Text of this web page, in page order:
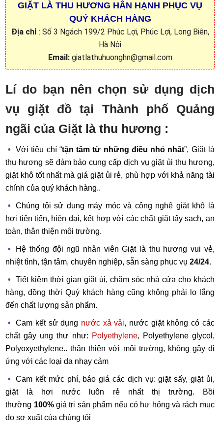
GIẶT LÀ THU HƯƠNG HÂN HẠNH PHỤC VỤ
QUÝ KHÁCH HÀNG
Địa chỉ : Số 3 Ngách 199/2 Phúc Lợi, Phúc Lợi, Long Biên,
Hà Nội
Email:giatlathuhuonghn@gmail.com
Lí do bạn nên chọn sử dụng dịch
vụ giặt đồ tại Thành phố Quảng
ngãi của Giặt là thu hương :
Với tiêu chí “tận tâm từ những điều nhỏ nhất”, Giặt là
thu hương sẽ đảm bảo cung cấp dịch vụ giặt ủi thu hương,
giặt khô tốt nhất mà giá giặt ủi rẻ, phù hợp với khả năng tài
chính của quý khách hàng..
Chúng tôi sử dụng máy móc và công nghệ giặt khô là
hơi tiên tiến, hiện đại, kết hợp với các chất giặt tẩy sạch, an
toàn, thân thiện môi trường.
Hệ thống đội ngũ nhân viên Giặt là thu hương vui vẻ,
nhiệt tình, tận tâm, chuyên nghiệp, sẵn sàng phục vụ24/24.
Tiết kiệm thời gian giặt ủi, chăm sóc nhà cửa cho khách
hàng, đồng thời Quý khách hàng cũng không phải lo lắng
đến chất lượng sản phẩm.
Cam kết sử dụng nước xả vải, nước giặt không có các
chất gây ung thư như: Polyethylene, Polyethylene glycol,
Polyoxyethylene.. thân thiện với môi trường, không gây dị
ứng với các loại da nhạy cảm
Cam kết mức phí, báo giá các dịch vụ: giặt sấy, giặt ủi,
giặt là hơi nước luôn rẻ nhất thị trường. Bồi
thường 100%giá trị sản phẩm nếu có hư hỏng và rách mục
do sơ xuất của chúng tôi